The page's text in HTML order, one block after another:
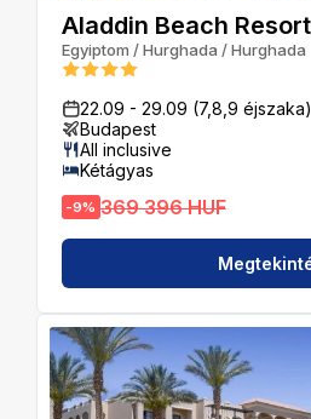
Aladdin Beach Resort
Egyiptom /Hurghada /Hurghada
22.09 - 29.09 (7,8,9 éjszaka)
Budapest
All inclusive
Kétágyas
-9% 369 396 HUF